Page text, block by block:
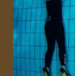
La mattinata del
della mamma, ha